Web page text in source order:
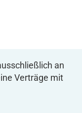
an
Verträge mit